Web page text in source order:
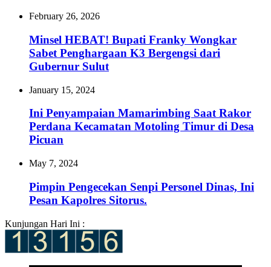
February 26, 2026
Minsel HEBAT! Bupati Franky Wongkar
Sabet Penghargaan K3 Bergengsi dari
Gubernur Sulut
January 15, 2024
Ini Penyampaian Mamarimbing Saat Rakor
Perdana Kecamatan Motoling Timur di Desa
Picuan
May 7, 2024
Pimpin Pengecekan Senpi Personel Dinas, Ini
Pesan Kapolres Sitorus.
Kunjungan Hari Ini :